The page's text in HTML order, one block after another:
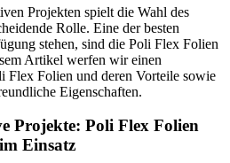
Projekten spielt die Wahl des
Rolle. Eine der besten
stehen, sind die Poli Flex Folien
Artikel werfen wir einen
Flex Folien und deren Vorteile sowie
Eigenschaften.
Projekte: Poli Flex Folien
Einsatz